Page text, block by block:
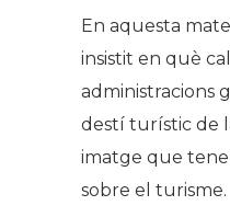
En aquesta
insistit en què
administracions
destí turístic de
imatge que
sobre el turisme.